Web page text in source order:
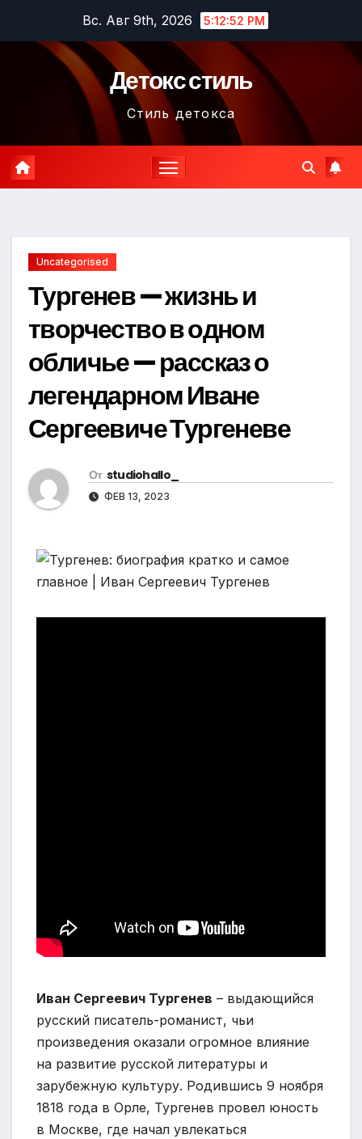
содержимому
Вс. Авг 9th, 2026 5:12:53 PM
Детокс стиль
Стиль детокса
Uncategorised
Тургенев — жизнь и
творчество в одном
обличье — рассказ о
легендарном Иване
Сергеевиче Тургеневе
От studiohallo_
ФЕВ 13, 2023
Иван Сергеевич Тургенев – выдающийся
русский писатель-романист, чьи
произведения оказали огромное влияние
на развитие русской литературы и
зарубежную культуру. Родившись 9 ноября
1818 года в Орле, Тургенев провел юность
в Москве, где начал увлекаться